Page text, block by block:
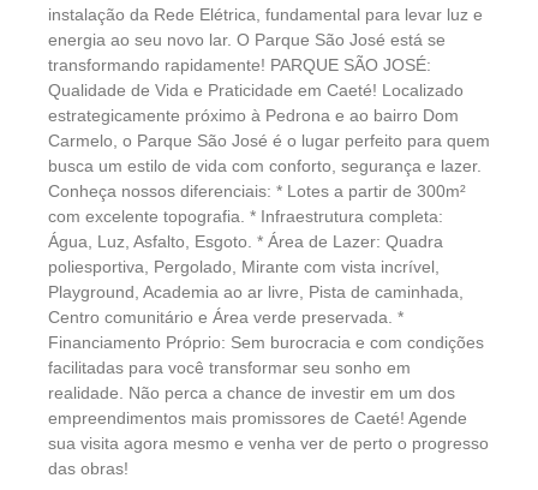
instalação da Rede Elétrica, fundamental para levar luz e
energia ao seu novo lar. O Parque São José está se
transformando rapidamente! PARQUE SÃO JOSÉ:
Qualidade de Vida e Praticidade em Caeté! Localizado
estrategicamente próximo à Pedrona e ao bairro Dom
Carmelo, o Parque São José é o lugar perfeito para quem
busca um estilo de vida com conforto, segurança e lazer.
Conheça nossos diferenciais: * Lotes a partir de 300m²
com excelente topografia. * Infraestrutura completa:
Água, Luz, Asfalto, Esgoto. * Área de Lazer: Quadra
poliesportiva, Pergolado, Mirante com vista incrível,
Playground, Academia ao ar livre, Pista de caminhada,
Centro comunitário e Área verde preservada. *
Financiamento Próprio: Sem burocracia e com condições
facilitadas para você transformar seu sonho em
realidade. Não perca a chance de investir em um dos
empreendimentos mais promissores de Caeté! Agende
sua visita agora mesmo e venha ver de perto o progresso
das obras!